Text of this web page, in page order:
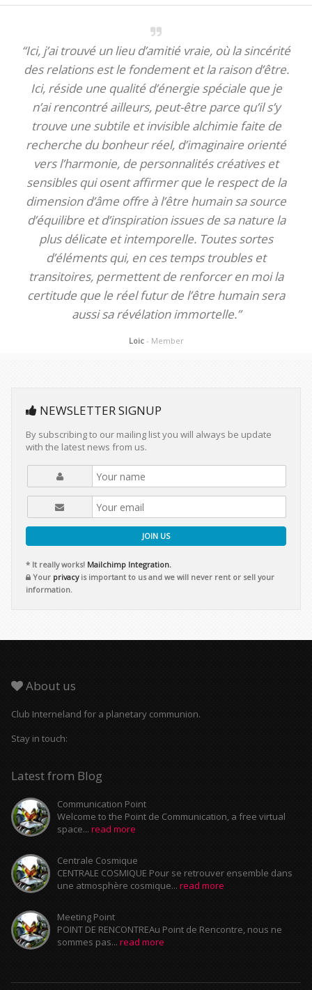
“Ici, j’ai trouvé un lieu d’amitié vraie, où la sincérité
des relations est le fondement et la raison d’être.
Ici, réside une qualité d’énergie spéciale que je
n’ai rencontré ailleurs, peut-être parce qu’il s’y
trouve une subtile et invisible alchimie faite de
recherche du bonheur réel, d’imaginaire orienté
vers l’harmonie, de personnalités créatives et
sensibles qui osent affirmer que le respect de la
dimension d’âme offre à l’être humain sa source
d’équilibre et d’inspiration issues de sa nature la
plus délicate et intemporelle. Toutes sortes
d’éléments qui, en ces temps troubles et
transitoires, permettent de renforcer en moi la
certitude que le réel futur de l’être humain sera
aussi sa révélation immortelle.”
Loic - Member
NEWSLETTER SIGNUP
By subscribing to our mailing list you will always be update
with the latest news from us.
JOIN US
* It really works! Mailchimp Integration.
Your privacyis important to us and we will never rent or sell your
information.
About us
Club Interneland for a planetary communion.
Stay in touch:
Latest from Blog
Communication Point
Welcome to the Point de Communication, a free virtual
space... read more
Centrale Cosmique
CENTRALE COSMIQUE Pour se retrouver ensemble dans
une atmosphère cosmique... read more
Meeting Point
POINT DE RENCONTREAu Point de Rencontre, nous ne
sommes pas... read more